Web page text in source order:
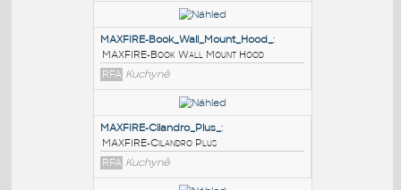
PODOBNÉ BLOKY
MAXFIRE-Eclissi_Island_Hood_
MAXFIRE-Eclissi Island Hood
RFA Kuchyně